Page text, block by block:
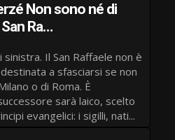
Non sono né di
Ra…
tra un gruppo di votati ai principi evangelici: i sigilli, nati...